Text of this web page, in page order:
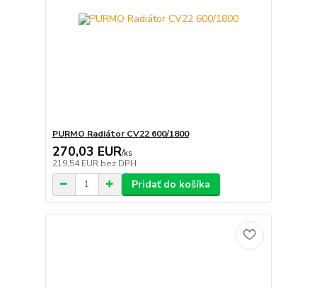
PURMO Radiátor CV22 600/1800
270,03 EUR/ks
219,54 EUR bez DPH
Pridať do košíka